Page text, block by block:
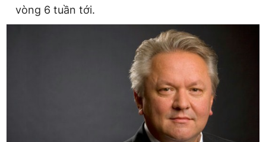
Đặt báo
Tổng biên tập: Nguyễn Ngọc Toàn
Phó tổng biên tập thường trực: Hải Thành
Phó tổng biên tập: Lâm Hiếu Dũng
Phó tổng biên tập: Trần Việt Hưng
Tổng thư ký tòa soạn: Đức Trung
Giấy phép xuất bản số 110/GP - BTTTT cấp ngày 24.3.2020
© 2003-2026 Bản quyền thuộc về Báo Thanh Niên. Cấm sao
chép dưới mọi hình thức nếu không có sự chấp thuận bằng văn
bản. Phát triển bởi ePi Technologies, JSC.
vòng 6 tuần tới.